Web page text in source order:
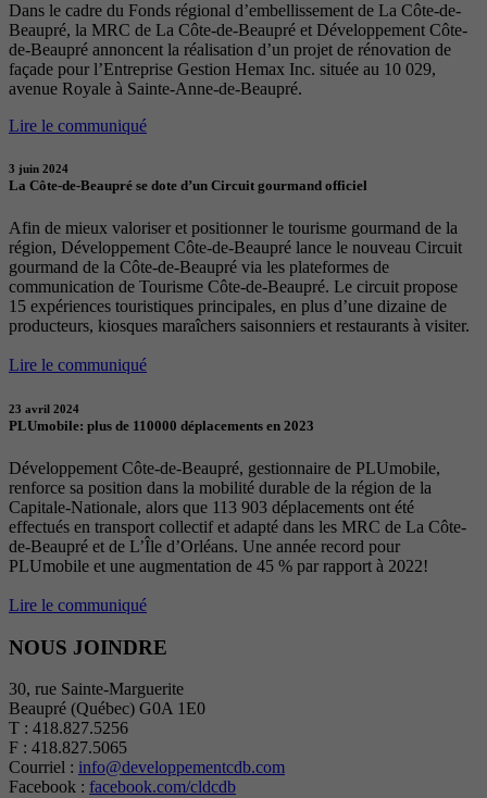
Dans le cadre du Fonds régional d’embellissement de La Côte-de-
Beaupré, la MRC de La Côte-de-Beaupré et Développement Côte-
de-Beaupré annoncent la réalisation d’un projet de rénovation de
façade pour l’Entreprise Gestion Hemax Inc. située au 10 029,
avenue Royale à Sainte-Anne-de-Beaupré.
Lire le communiqué
3 juin 2024
La Côte-de-Beaupré se dote d’un Circuit gourmand officiel
Afin de mieux valoriser et positionner le tourisme gourmand de la
région, Développement Côte-de-Beaupré lance le nouveau Circuit
gourmand de la Côte-de-Beaupré via les plateformes de
communication de Tourisme Côte-de-Beaupré. Le circuit propose
15 expériences touristiques principales, en plus d’une dizaine de
producteurs, kiosques maraîchers saisonniers et restaurants à visiter.
Lire le communiqué
23 avril 2024
PLUmobile: plus de 110000 déplacements en 2023
Développement Côte-de-Beaupré, gestionnaire de PLUmobile,
renforce sa position dans la mobilité durable de la région de la
Capitale-Nationale, alors que 113 903 déplacements ont été
effectués en transport collectif et adapté dans les MRC de La Côte-
de-Beaupré et de L’Île d’Orléans. Une année record pour
PLUmobile et une augmentation de 45 % par rapport à 2022!
Lire le communiqué
NOUS JOINDRE
30, rue Sainte-Marguerite
Beaupré (Québec) G0A 1E0
T : 418.827.5256
F : 418.827.5065
Courriel : info@developpementcdb.com
Facebook : facebook.com/cldcdb